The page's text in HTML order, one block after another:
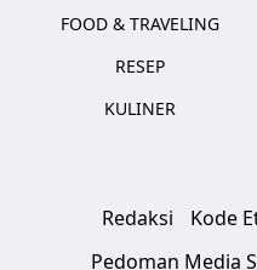
FOOD & TRAVELING
RESEP
KULINER
Redaksi Kode
Pedoman Media